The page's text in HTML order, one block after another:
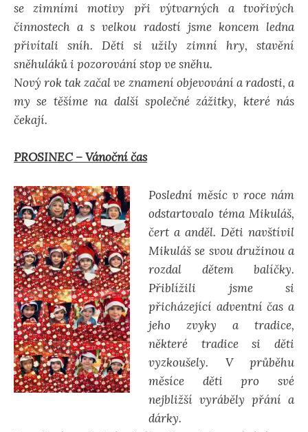
se zimními motivy při výtvarných a tvořivých
činnostech a s velkou radostí jsme koncem ledna
přivítali sníh. Děti si užily zimní hry, stavění
sněhuláků i pozorování stop ve sněhu.
Nový rok tak začal ve znamení objevování a radosti, a
my se těšíme na další společné zážitky, které nás
čekají.
PROSINEC – Vánoční čas
Poslední měsíc v roce nám
odstartovalo téma Mikuláš,
čert a anděl. Děti navštívil
Mikuláš se svou družinou a
rozdal dětem balíčky.
Přiblížili jsme si
přicházející adventní čas a
jeho zvyky a tradice,
některé tradice si děti
vyzkoušely. V průběhu
měsíce děti pro své
nejbližší vyráběly přání a
dárky.